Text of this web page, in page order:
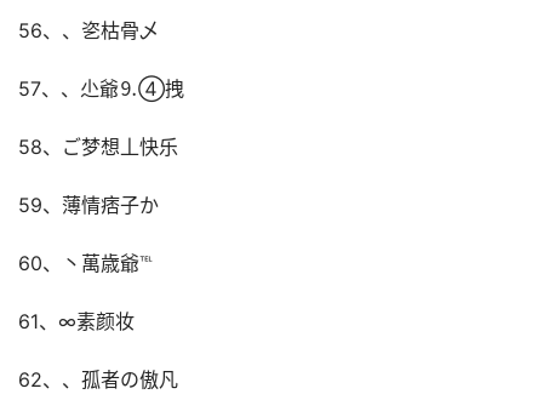
56、、乲枯骨乄
57、、尐爺⒐④拽
58、ご梦想丄快乐
59、薄情痞子か
60、丶萬歳爺℡
61、∞素颜妆
62、、孤者の傲凡